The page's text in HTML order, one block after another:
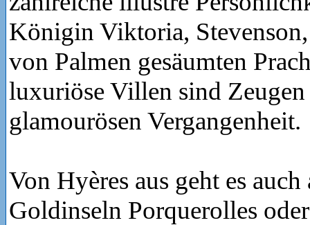
Königin Viktoria,
von Palmen gesäumten
luxuriöse Villen sind Zeugen
glamourösen Vergangenheit.
Von Hyères aus geht es
Goldinseln Porquerolles